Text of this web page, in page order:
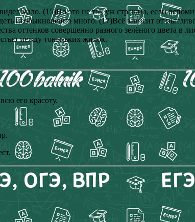
мало. (15)Но это не так уж страшно, если
необыкновенно много. (17)Всё зависит от
оттенков совершенно разного зелёного цвета
между тоненьких жилок.
его красоту.